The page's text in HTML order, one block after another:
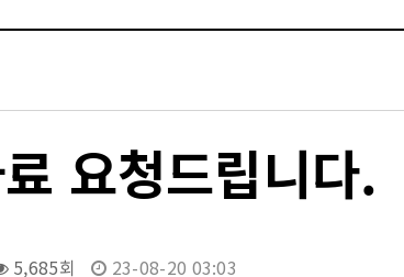
요청드립니다.
5,685회 23-08-20 03:03